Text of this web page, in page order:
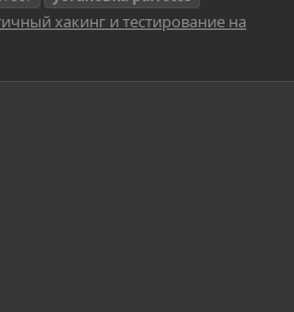
хакинг и тестирование на